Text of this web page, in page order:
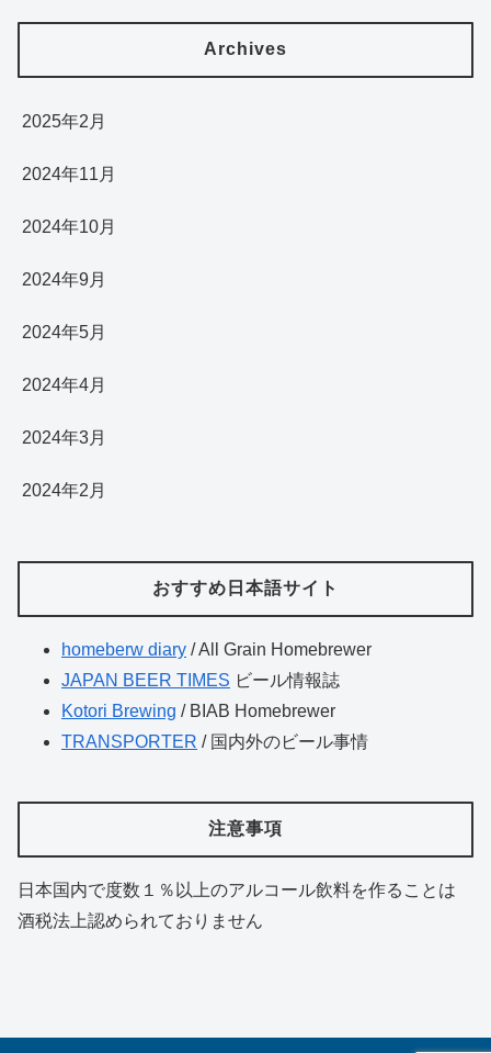
Archives
2025年2月
2024年11月
2024年10月
2024年9月
2024年5月
2024年4月
2024年3月
2024年2月
おすすめ日本語サイト
homeberw diary / All Grain Homebrewer
JAPAN BEER TIMES ビール情報誌
Kotori Brewing / BIAB Homebrewer
TRANSPORTER / 国内外のビール事情
注意事項
日本国内で度数１％以上のアルコール飲料を作ることは
酒税法上認められておりません